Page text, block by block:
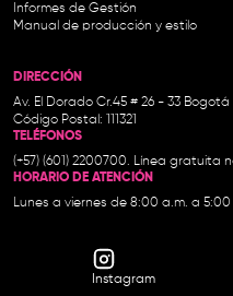
Informes de Gestión
Manual de producción y estilo
DIRECCIÓN
Av. El Dorado Cr.45 # 26 - 33 Bogotá
Código Postal: 111321
TELÉFONOS
(+57) (601) 2200700. Línea gratuita
HORARIO DE ATENCIÓN
Lunes a viernes de 8:00 a.m. a 5:00
Instagram